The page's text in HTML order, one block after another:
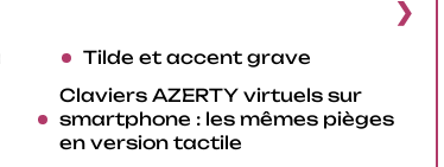
Tilde et accent grave
Claviers AZERTY virtuels sur
smartphone : les mêmes pièges
en version tactile